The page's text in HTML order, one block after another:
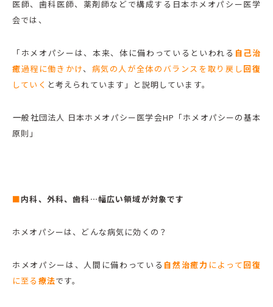
医師、歯科医師、薬剤師などで構成する日本ホメオパシー医学
会では、
「ホメオパシーは、本来、体に備わっているといわれる 自己治
癒過程に働きかけ、 病気の人が全体のバランスを取り戻し回復
していく と考えられています」と説明しています。
――一般社団法人 日本ホメオパシー医学会HP「ホメオパシーの基本
原則」
■内科、外科、歯科…幅広い領域が対象です
ホメオパシーは、どんな病気に効くの？
ホメオパシーは、人間に備わっている 自然治癒力 によって回復
に至る 療法です。